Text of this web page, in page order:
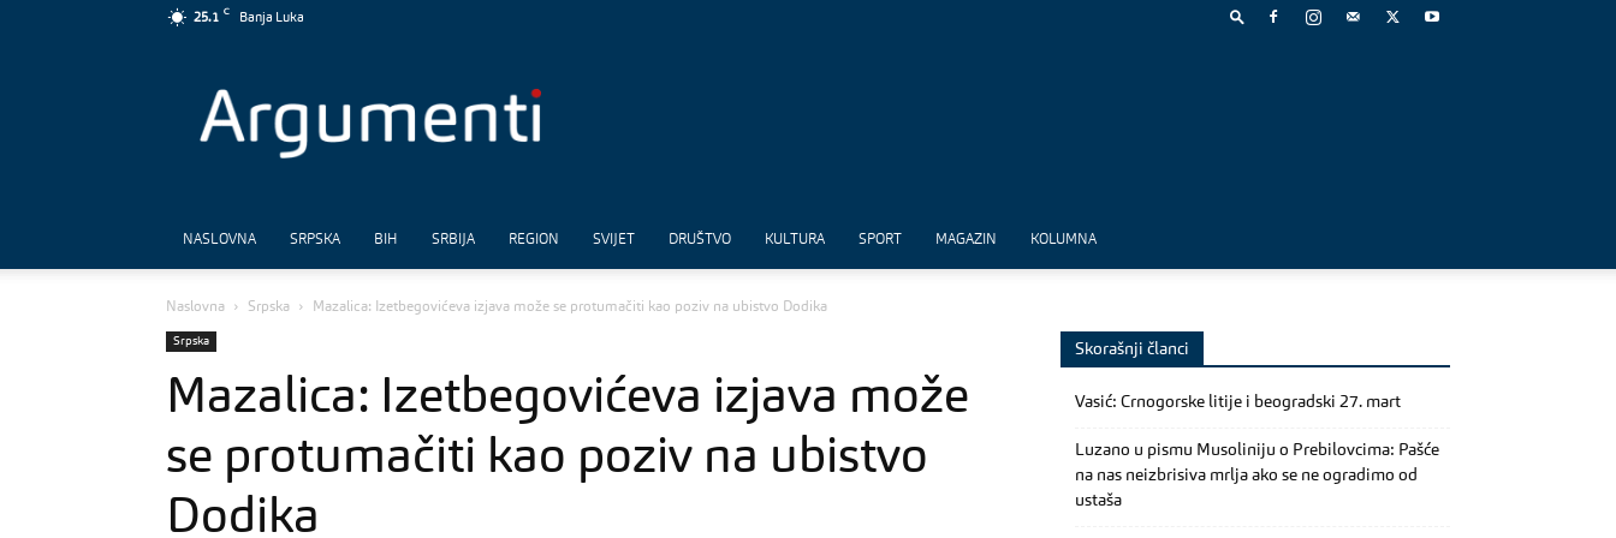
25.1
C
Banja Luka
NASLOVNA SRPSKA BIH SRBIJA REGION SVIJET DRUŠTVO KULTURA SPORT MAGAZIN KOLUMNA
Naslovna Srpska Mazalica: Izetbegovićeva izjava može se protumačiti kao poziv na ubistvo Dodika
Srpska
Mazalica: Izetbegovićeva izjava može
se protumačiti kao poziv na ubistvo
Dodika
Skorašnji članci
Vasić: Crnogorske litije i beogradski 27. mart
Luzano u pismu Musoliniju o Prebilovcima: Pašće
na nas neizbrisiva mrlja ako se ne ogradimo od
ustaša